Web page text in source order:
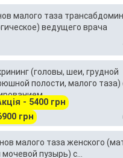
малого таза
ведущего врача
(головы, шеи, грудной
полости, малого таза)
- 5400 грн
грн
малого таза женского
мочевой пузырь) с